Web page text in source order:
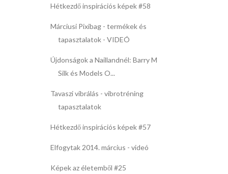
Hétkezdő inspirációs képek #58
Márciusi Pixibag - termékek és
tapasztalatok - VIDEÓ
Újdonságok a Naillandnél: Barry M
Silk és Models O...
Tavaszi vibrálás - vibrotréning
tapasztalatok
Hétkezdő inspirációs képek #57
Elfogytak 2014. március - videó
Képek az életemből #25